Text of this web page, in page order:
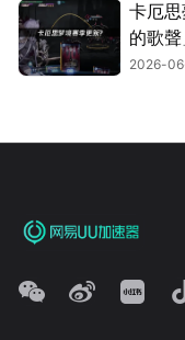
卡厄
的歌
麗」同
2026-